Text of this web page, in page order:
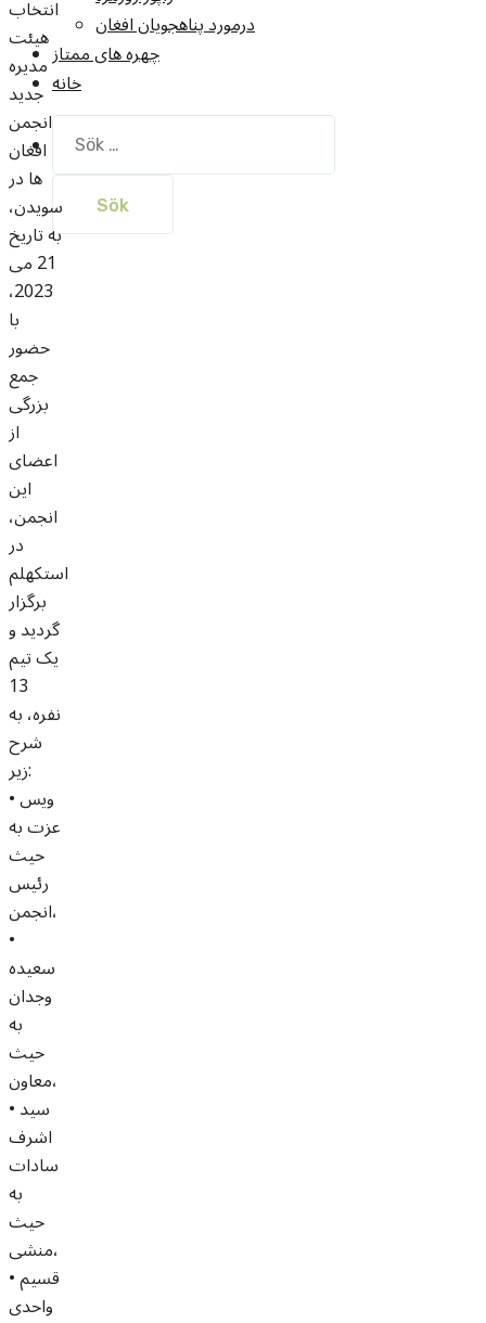
درمورد پناهجويان افغان
چهره های ممتاز
خانه
efter:
انتخاب
هیئت
مدیره
جدید
انجمن
افغان
ها در
سویدن،
به تاریخ
21 می
2023،
با
حضور
جمع
بزرگی
از
اعضای
این
انجمن،
در
استکهلم
برگزار
گردید و
یک تیم
13
نفره، به
شرح
زیر:
• ویس
عزت به
حیث
رئیس
انجمن،
•
سعیده
وجدان
به
حیث
معاون،
• سید
اشرف
سادات
به
حیث
منشی،
• قسیم
واحدی